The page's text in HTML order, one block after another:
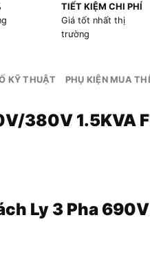
TIẾT KIỆM CHI PHÍ
Giá tốt nhất thị
trường
KỸ THUẬT PHỤ KIỆN MUA
380V 1.5KVA
Ly 3 Pha